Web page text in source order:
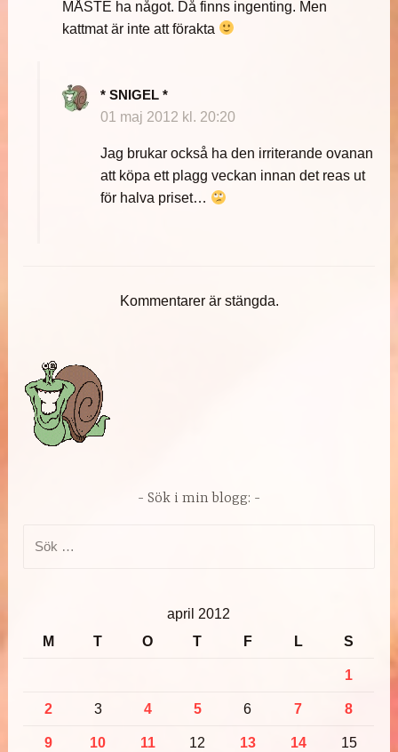
MÅSTE ha något. Då finns ingenting. Men
kattmat är inte att förakta
* SNIGEL *
01 maj 2012 kl. 20:20
Jag brukar också ha den irriterande ovanan
att köpa ett plagg veckan innan det reas ut
för halva priset…
Kommentarer är stängda.
Sök i min blogg:
april 2012
M
T O T F L S
1
2 3 4 5 6 7 8
9 10 11 12 13 14 15